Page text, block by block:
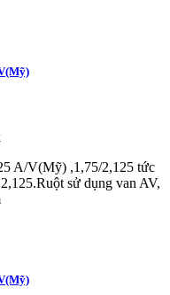
A/V(Mỹ) ,1,75/2,125 tức
sử dụng van AV,